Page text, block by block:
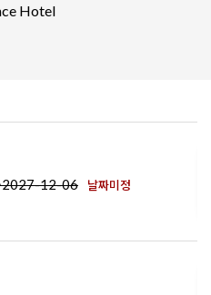
Hotel
12-06 날짜미정